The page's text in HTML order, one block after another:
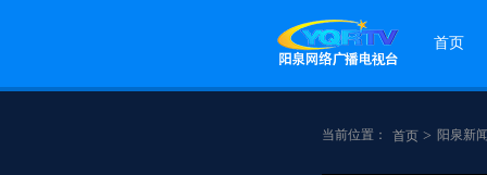
首页
当前位置： 首页 > 阳泉新